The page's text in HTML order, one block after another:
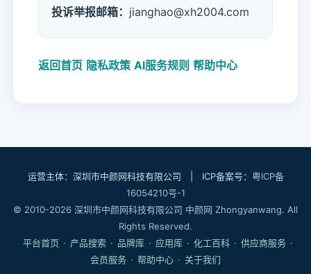
投诉举报邮箱： jianghao@xh2004.com
返回首页 隐私政策 AI服务规则 帮助中心
运营主体：深圳市中颜网科技有限公司 | ICP备案号： 粤ICP备
16054210号-1
© 2010-2026 深圳市中颜网科技有限公司 中颜网 Zhongyanwang. All
Rights Reserved.
平台首页 · 产品搜索 · 品牌库 · 应用库 · 化工百科 · 供应商服务 ·
会员服务 · 帮助中心 · 关于我们